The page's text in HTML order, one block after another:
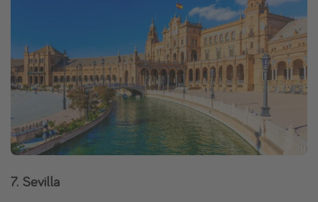
7. Sevilla